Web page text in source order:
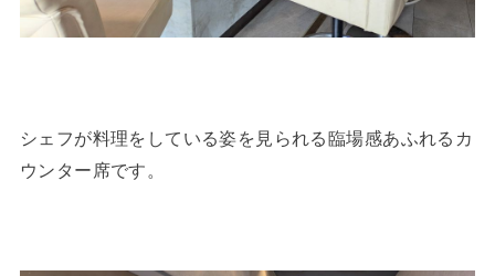
シェフが料理をしている姿を見られる臨場感あふれるカ
ウンター席です。